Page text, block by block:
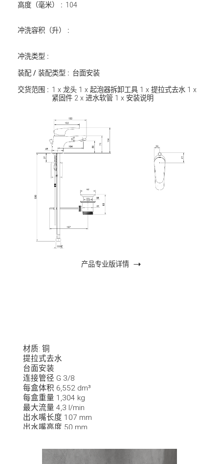
高度（毫米） : 104
冲洗容积（升） :
冲洗类型 :
装配 / 装配类型 : 台面安装
交货范围 : 1 x 龙头 1 x 起泡器拆卸工具 1 x 提拉式去水 1 x
紧固件 2 x 进水软管 1 x 安装说明
产品专业版详情
材质: 铜
提拉式去水
台面安装
连接管径 G 3/8
每盒体积 6,552 dm³
每盒重量 1,304 kg
最大流量 4,3 l/min
出水嘴长度 107 mm
出水嘴高度 50 mm